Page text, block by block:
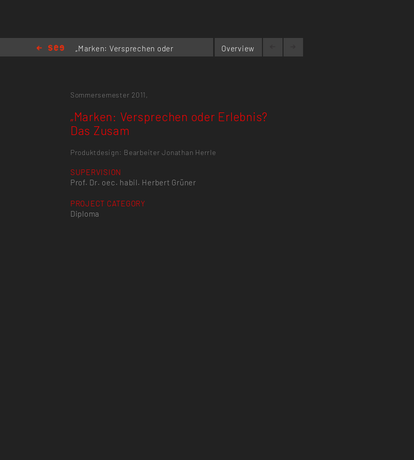
„Marken: Versprechen oder
Overview
Sommersemester 2011,
„Marken: Versprechen oder Erlebnis?
Das Zusam
Produktdesign: Bearbeiter Jonathan Herrle
SUPERVISION
Prof. Dr. oec. habil. Herbert Grüner
PROJECT CATEGORY
Diploma